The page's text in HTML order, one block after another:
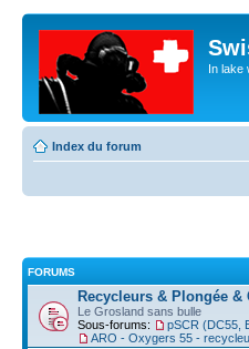
In lake
Index du forum
FORUMS
Recycleurs & Plongée &
Le Grosland sans bulle
Sous-forums:
pSCR (DC55,
ARO - Oxygers 55 -